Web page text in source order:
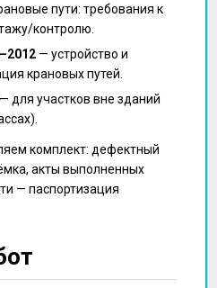
пути: требования к
контролю.
— устройство и
крановых путей.
— для участков вне зданий
комплект: дефектный
акты выполненных
— паспортизация